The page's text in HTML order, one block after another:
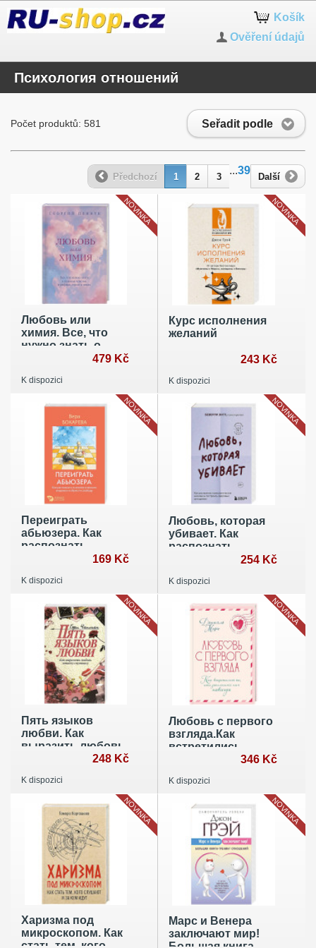
Košík
Ověření údajů
Психология отношений
Seřadit podle
Počet produktů: 581
Předchozí 1 2 3
...39
Další
Любовь или
химия. Все, что
нужно знать о
главном чувстве:
нотах
479 Kč
K dispozici
NOVINKA
Курс исполнения
желаний
243 Kč
K dispozici
NOVINKA
Переиграть
абьюзера. Как
распознать
психологического
обрести свободу
169 Kč
K dispozici
NOVINKA
Любовь, которая
убивает. Как
распознать
психологическое
построить
отношения
254 Kč
K dispozici
NOVINKA
Пять языков
любви. Как
выразить любовь
вашему спутнику.
248 Kč
K dispozici
NOVINKA
Любовь с первого
взгляда.Как
встретились
те,кто запомнился
346 Kč
K dispozici
NOVINKA
Харизма под
микроскопом. Как
NOVINKA
Марс и Венера
заключают мир!
NOVINKA